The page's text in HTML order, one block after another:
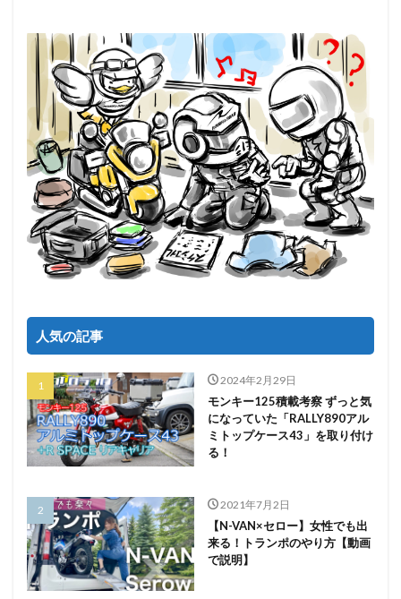
人気の記事
2024年2月29日
モンキー125積載考察 ずっと気
になっていた「RALLY890アル
ミトップケース43」を取り付け
る！
2021年7月2日
【N-VAN×セロー】女性でも出
来る！トランポのやり方【動画
で説明】